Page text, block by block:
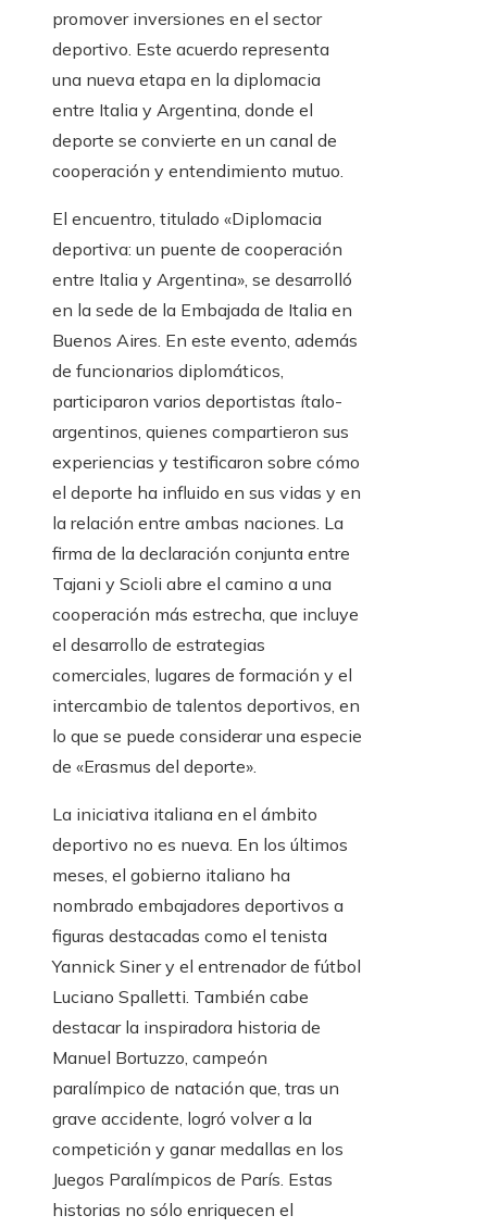
promover inversiones en el sector
deportivo. Este acuerdo representa
una nueva etapa en la diplomacia
entre Italia y Argentina, donde el
deporte se convierte en un canal de
cooperación y entendimiento mutuo.
El encuentro, titulado «Diplomacia
deportiva: un puente de cooperación
entre Italia y Argentina», se desarrolló
en la sede de la Embajada de Italia en
Buenos Aires. En este evento, además
de funcionarios diplomáticos,
participaron varios deportistas ítalo-
argentinos, quienes compartieron sus
experiencias y testificaron sobre cómo
el deporte ha influido en sus vidas y en
la relación entre ambas naciones. La
firma de la declaración conjunta entre
Tajani y Scioli abre el camino a una
cooperación más estrecha, que incluye
el desarrollo de estrategias
comerciales, lugares de formación y el
intercambio de talentos deportivos, en
lo que se puede considerar una especie
de «Erasmus del deporte».
La iniciativa italiana en el ámbito
deportivo no es nueva. En los últimos
meses, el gobierno italiano ha
nombrado embajadores deportivos a
figuras destacadas como el tenista
Yannick Siner y el entrenador de fútbol
Luciano Spalletti. También cabe
destacar la inspiradora historia de
Manuel Bortuzzo, campeón
paralímpico de natación que, tras un
grave accidente, logró volver a la
competición y ganar medallas en los
Juegos Paralímpicos de París. Estas
historias no sólo enriquecen el